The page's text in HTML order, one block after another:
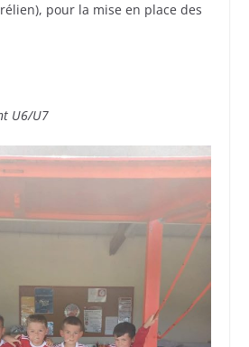
pour la mise en place des
U6/U7